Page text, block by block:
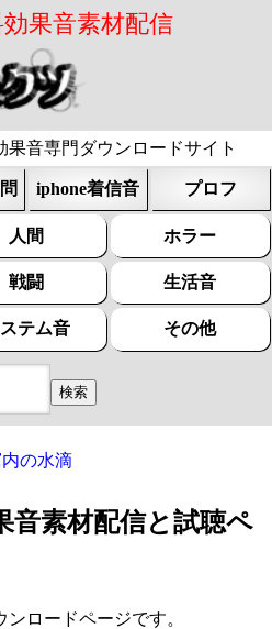
果音素材配信
音専門ダウンロードサイト
iphone着信音 プロフ
人間 ホラー
戦闘 生活音
テム音 その他
の水滴
音素材配信と試聴ペ
ロードページです。